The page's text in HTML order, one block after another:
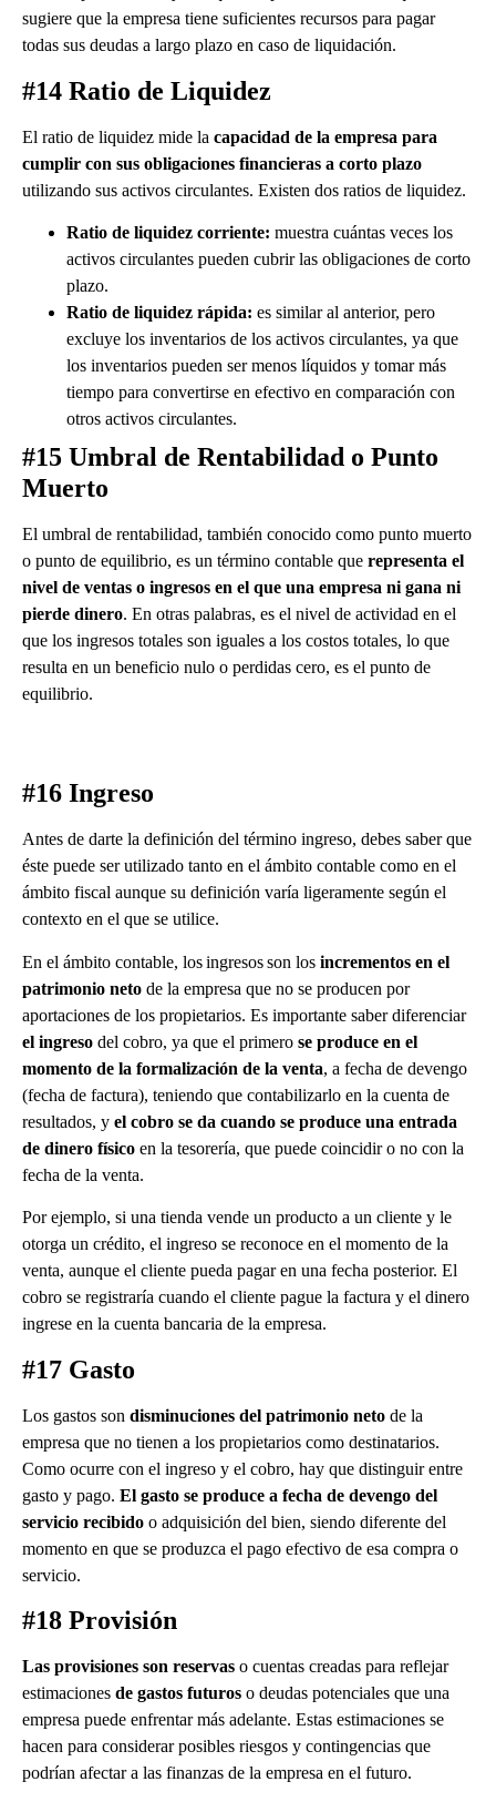
sugiere que la empresa tiene suficientes recursos para pagar
todas sus deudas a largo plazo en caso de liquidación.
#14 Ratio de Liquidez
El ratio de liquidez mide la capacidad de la empresa para
cumplir con sus obligaciones financieras a corto plazo
utilizando sus activos circulantes. Existen dos ratios de liquidez.
Ratio de liquidez corriente: muestra cuántas veces los
activos circulantes pueden cubrir las obligaciones de corto
plazo.
Ratio de liquidez rápida: es similar al anterior, pero
excluye los inventarios de los activos circulantes, ya que
los inventarios pueden ser menos líquidos y tomar más
tiempo para convertirse en efectivo en comparación con
otros activos circulantes.
#15 Umbral de Rentabilidad o Punto
Muerto
El umbral de rentabilidad, también conocido como punto muerto
o punto de equilibrio, es un término contable que representa el
nivel de ventas o ingresos en el que una empresa ni gana ni
pierde dinero. En otras palabras, es el nivel de actividad en el
que los ingresos totales son iguales a los costos totales, lo que
resulta en un beneficio nulo o perdidas cero, es el punto de
equilibrio.
#16 Ingreso
Antes de darte la definición del término ingreso, debes saber que
éste puede ser utilizado tanto en el ámbito contable como en el
ámbito fiscal aunque su definición varía ligeramente según el
contexto en el que se utilice.
En el ámbito contable, los ingresos son los incrementos en el
patrimonio neto de la empresa que no se producen por
aportaciones de los propietarios. Es importante saber diferenciar
el ingreso del cobro, ya que el primero se produce en el
momento de la formalización de la venta, a fecha de devengo
(fecha de factura), teniendo que contabilizarlo en la cuenta de
resultados, y el cobro se da cuando se produce una entrada
de dinero físico en la tesorería, que puede coincidir o no con la
fecha de la venta.
Por ejemplo, si una tienda vende un producto a un cliente y le
otorga un crédito, el ingreso se reconoce en el momento de la
venta, aunque el cliente pueda pagar en una fecha posterior. El
cobro se registraría cuando el cliente pague la factura y el dinero
ingrese en la cuenta bancaria de la empresa.
#17 Gasto
Los gastos son disminuciones del patrimonio neto de la
empresa que no tienen a los propietarios como destinatarios.
Como ocurre con el ingreso y el cobro, hay que distinguir entre
gasto y pago. El gasto se produce a fecha de devengo del
servicio recibido o adquisición del bien, siendo diferente del
momento en que se produzca el pago efectivo de esa compra o
servicio.
#18 Provisión
Las provisiones son reservas o cuentas creadas para reflejar
estimaciones de gastos futuros o deudas potenciales que una
empresa puede enfrentar más adelante. Estas estimaciones se
hacen para considerar posibles riesgos y contingencias que
podrían afectar a las finanzas de la empresa en el futuro.